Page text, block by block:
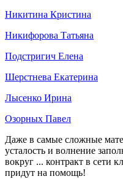
Никитина Кристина
Никифорова Татьяна
Подстригич Елена
Шерстнева Екатерина
Лысенко Ирина
Озорных Павел
Даже в самые сложные
усталость и волнение
вокруг ... контракт в сети
придут на помощь!